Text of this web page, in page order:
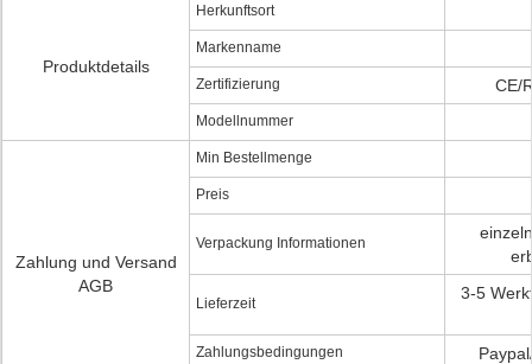
Produktdetails
Herkunftsort
Markenname
Zertifizierung CE/
Modellnummer
Zahlung und Versand
AGB
Min Bestellmenge
Preis
Verpackung Informationen
Lieferzeit
3-5
Zahlungsbedingungen